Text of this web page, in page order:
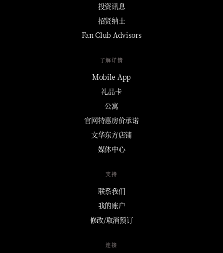
投资讯息
招贤纳士
Fan Club Advisors
了解详情
Mobile App
礼品卡
公寓
官网特惠房价承诺
文华东方店铺
媒体中心
支持
联系我们
我的账户
修改/取消预订
连接